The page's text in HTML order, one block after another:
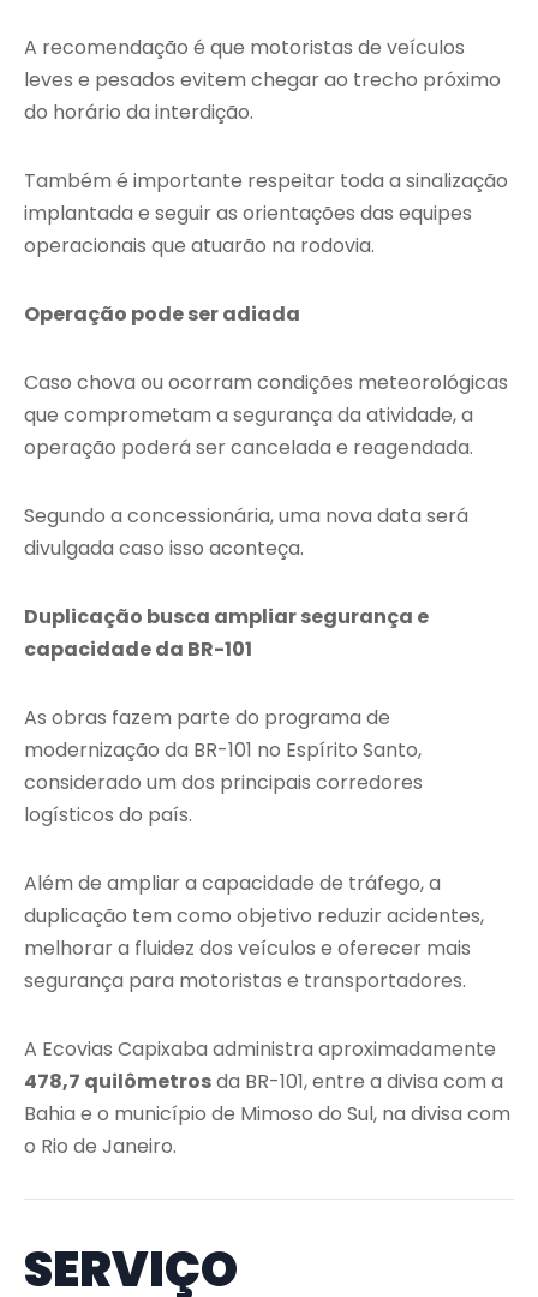
A recomendação é que motoristas de veículos
leves e pesados evitem chegar ao trecho próximo
do horário da interdição.
Também é importante respeitar toda a sinalização
implantada e seguir as orientações das equipes
operacionais que atuarão na rodovia.
Operação pode ser adiada
Caso chova ou ocorram condições meteorológicas
que comprometam a segurança da atividade, a
operação poderá ser cancelada e reagendada.
Segundo a concessionária, uma nova data será
divulgada caso isso aconteça.
Duplicação busca ampliar segurança e
capacidade da BR-101
As obras fazem parte do programa de
modernização da BR-101 no Espírito Santo,
considerado um dos principais corredores
logísticos do país.
Além de ampliar a capacidade de tráfego, a
duplicação tem como objetivo reduzir acidentes,
melhorar a fluidez dos veículos e oferecer mais
segurança para motoristas e transportadores.
A Ecovias Capixaba administra aproximadamente
478,7 quilômetrosda BR-101, entre a divisa com a
Bahia e o município de Mimoso do Sul, na divisa com
o Rio de Janeiro.
SERVIÇO